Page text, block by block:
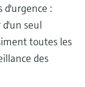
:
seul
toutes les
des